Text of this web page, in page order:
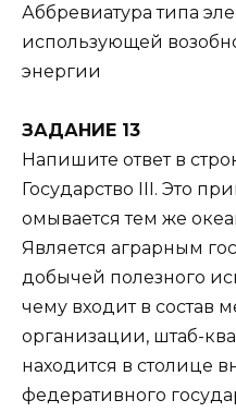
Аббревиатура типа
использующей
энергии
ЗАДАНИЕ 13
Напишите ответ в
Государство III. Это
омывается тем же
Является аграрным
добычей полезного
чему входит в состав
организации, штаб-
находится в столице
федеративного